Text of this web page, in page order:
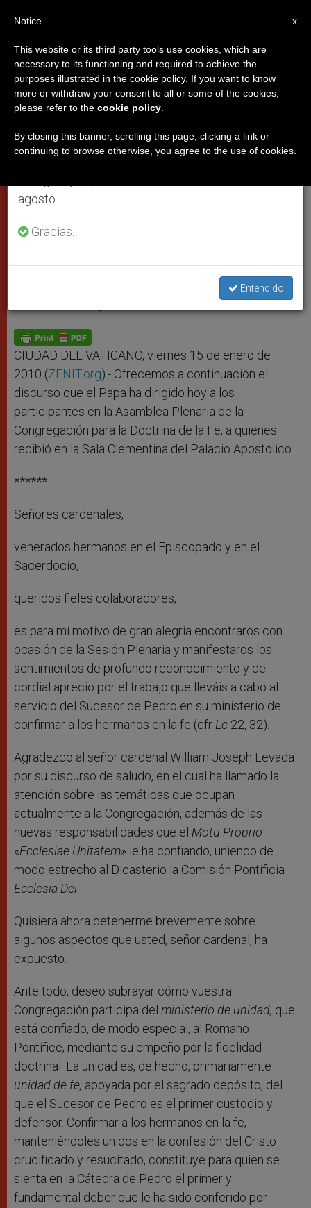
Benedicto XVI: “La fe propone
perspectivas morales fiables a la
razón”
Audiencia a los miembros de la
W
s
p
p
M
e
g
e
r
F
b
o
k
T
t
S
e
CIUDAD DEL VATICANO, viernes 15 de enero de
2010 (ZENIT.org).- Ofrecemos a continuación el
discurso que el Papa ha dirigido hoy a los
participantes en la Asamblea Plenaria de la
Congregación para la Doctrina de la Fe, a quienes
recibió en la Sala Clementina del Palacio Apostólico.
******
Señores cardenales,
venerados hermanos en el Episcopado y en el
Sacerdocio,
queridos fieles colaboradores,
es para mí motivo de gran alegría encontraros con
ocasión de la Sesión Plenaria y manifestaros los
sentimientos de profundo reconocimiento y de
cordial aprecio por el trabajo que lleváis a cabo al
servicio del Sucesor de Pedro en su ministerio de
confirmar a los hermanos en la fe (cfrLc 22, 32).
Agradezco al señor cardenal William Joseph Levada
por su discurso de saludo, en el cual ha llamado la
atención sobre las temáticas que ocupan
actualmente a la Congregación, además de las
nuevas responsabilidades que el Motu Proprio
«Ecclesiae Unitatem» le ha confiando, uniendo de
modo estrecho al Dicasterio la Comisión Pontificia
Ecclesia Dei.
Quisiera ahora detenerme brevemente sobre
algunos aspectos que usted, señor cardenal, ha
expuesto.
Ante todo, deseo subrayar cómo vuestra
Congregación participa del ministerio de unidad, que
está confiado, de modo especial, al Romano
Pontífice, mediante su empeño por la fidelidad
doctrinal. La unidad es, de hecho, primariamente
unidad de fe, apoyada por el sagrado depósito, del
que el Sucesor de Pedro es el primer custodio y
defensor. Confirmar a los hermanos en la fe,
manteniéndoles unidos en la confesión del Cristo
crucificado y resucitado, constituye para quien se
sienta en la Cátedra de Pedro el primer y
fundamental deber que le ha sido conferido por
×
Aviso importante
Del 27 de julio al 7 de agosto haremos la pausa
anual, aprovechando que en el periodo de verano
se generan menos informaciones y también el
agosto.
Gracias.
Entendido
x
Notice
This website or its third party tools use cookies, which are
necessary to its functioning and required to achieve the
purposes illustrated in the cookie policy. If you want to know
more or withdraw your consent to all or some of the cookies,
please refer to the cookie policy
By closing this banner, scrolling this page, clicking a link or
continuing to browse otherwise, you agree to the use of cookies.